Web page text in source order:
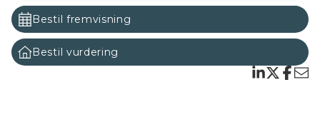
der er følgende fleksible muligheder: leje af 1 hal, flere
sammenhængende haller eller alle 4 samlet (op til
1.160 m²).
Der er mulighed for at leje:
Bestil fremvisning
Bestil vurdering